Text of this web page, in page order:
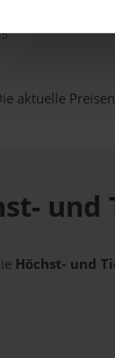
aktuelle
und
Höchst- und